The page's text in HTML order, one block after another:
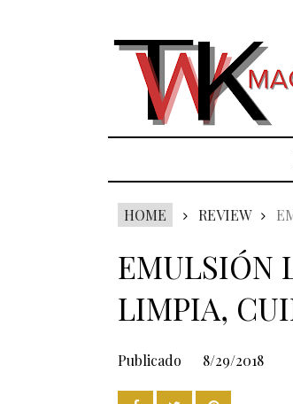
HOME REVIEW
EMULSIÓN
LIMPIA,
Publicado 8/29/2018